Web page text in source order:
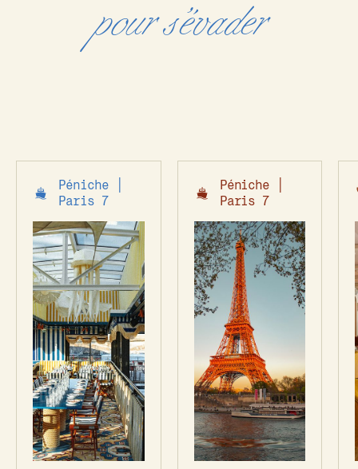
pour s’évader
Péniche │
Paris 7
Péniche │
Paris 7